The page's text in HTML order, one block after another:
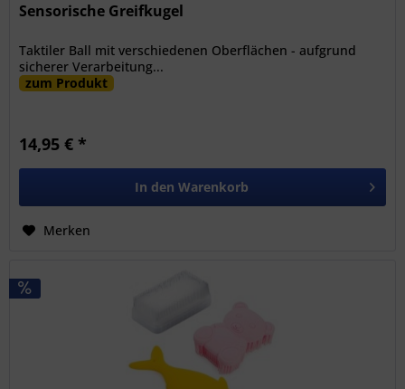
Sensorische Greifkugel
Taktiler Ball mit verschiedenen Oberflächen - aufgrund
sicherer Verarbeitung...
zum Produkt
14,95 € *
In den Warenkorb
Merken